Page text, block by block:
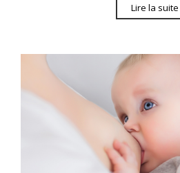
Lire la suite